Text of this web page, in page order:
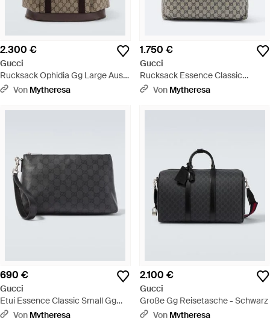
2.300 €
Gucci
Rucksack Ophidia Gg Large Aus
Canvas - Natur
Von Mytheresa
1.750 €
Gucci
Rucksack Essence Classic
Medium Aus Gg Canvas - Grau
Von Mytheresa
690 €
Gucci
Etui Essence Classic Small Gg
Aus Canvas - Schwarz
Von Mytheresa
2.100 €
Gucci
Große Gg Reisetasche - Schwarz
Von Mytheresa